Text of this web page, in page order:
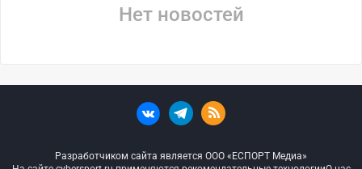
Нет новостей
Разработчиком сайта является ООО «ЕСПОРТ Медиа»